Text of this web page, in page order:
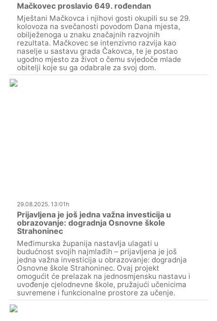
Mačkovec proslavio 649. rođendan
Mještani Mačkovca i njihovi gosti okupili su se 29.
kolovoza na svečanosti povodom Dana mjesta,
obilježenoga u znaku značajnih razvojnih
rezultata. Mačkovec se intenzivno razvija kao
naselje u sastavu grada Čakovca, te je postao
ugodno mjesto za život o čemu svjedoče mlade
obitelji koje su ga odabrale za svoj dom.
29.08.2025. 13:01h
Prijavljena je još jedna važna investicija u
obrazovanje: dogradnja Osnovne škole
Strahoninec
Međimurska županija nastavlja ulagati u
budućnost svojih najmlađih – prijavljena je još
jedna važna investicija u obrazovanje: dogradnja
Osnovne škole Strahoninec. Ovaj projekt
omogućit će prelazak na jednosmjensku nastavu i
uvođenje cjelodnevne škole, pružajući učenicima
suvremene i funkcionalne prostore za učenje.